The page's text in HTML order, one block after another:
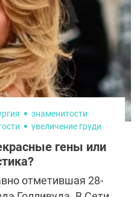
знаменитости
увеличение груди
гены или
отметившая 28-